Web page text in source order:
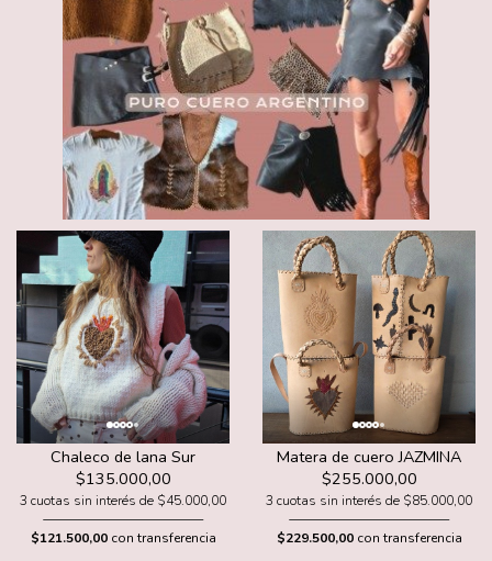
Chaleco de lana Sur
$135.000,00
3 cuotas sin interés de $45.000,00
$121.500,00con transferencia
Matera de cuero JAZMINA
$255.000,00
3 cuotas sin interés de $85.000,00
$229.500,00con transferencia